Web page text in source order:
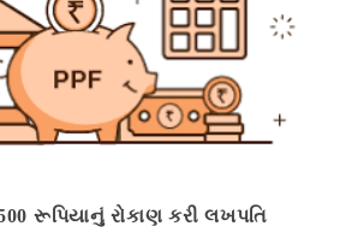
રૂપિયાનું રોકાણ કરી લખપતિ